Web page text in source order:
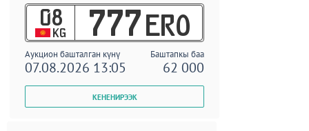
08
KG 777 ERO
Аукцион башталган күнү Баштапкы баа
07.08.2026 13:05 62 000